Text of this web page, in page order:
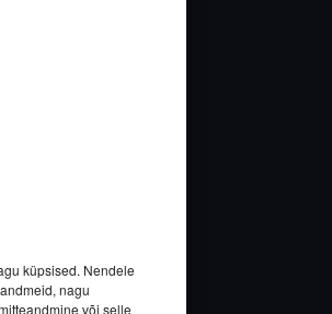
küpsised. Nendele
nagu
või selle